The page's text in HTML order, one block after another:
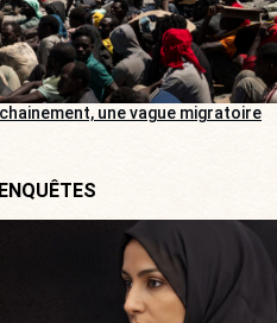
une vague migratoire